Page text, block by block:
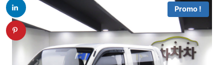
Promo !